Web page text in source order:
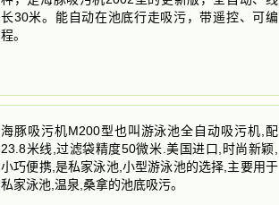
长30米。能自动在池底行走吸污，带遥控、可编
程。
海豚吸污机M200型也叫游泳池全自动吸污机,配
23.8米线,过滤袋精度50微米.美国进口,时尚新颖,
小巧便携,是私家泳池,小型游泳池的选择,主要用于
私家泳池,温泉,桑拿的池底吸污。